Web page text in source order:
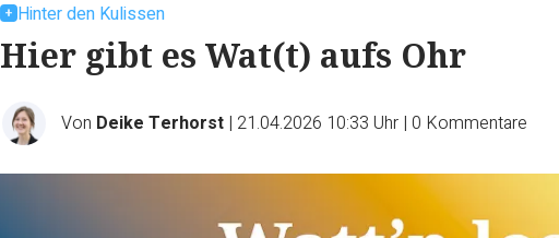
Hinter den Kulissen
Hier gibt es Wat(t) aufs Ohr
Von Deike Terhorst | 21.04.2026 10:33 Uhr | 0 Kommentare